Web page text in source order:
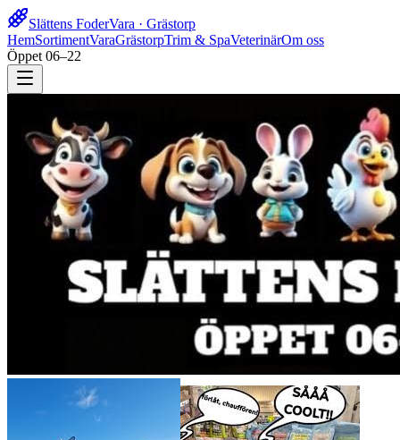
Slättens FoderVara · Grästorp
HemSortimentVaraGrästorpTrim & SpaVeterinärOm oss
Öppet 06–22